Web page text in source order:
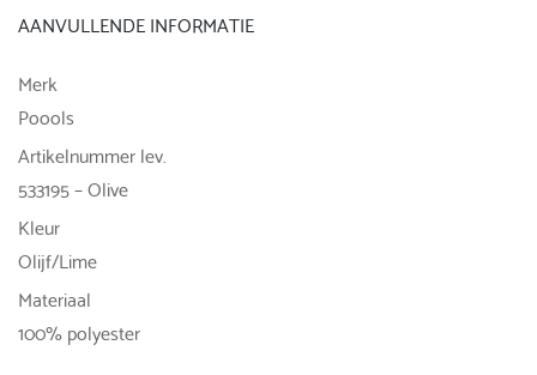
AANVULLENDE INFORMATIE
Merk
Poools
Artikelnummer lev.
533195 – Olive
Kleur
Olijf/Lime
Materiaal
100% polyester